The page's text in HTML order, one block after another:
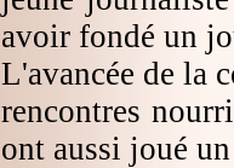
avoir fondé un
L'avancée de la
rencontres
ont aussi joué